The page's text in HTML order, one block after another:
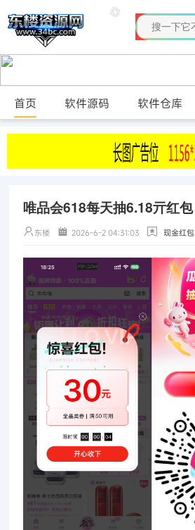
首页 软件源码 软件仓库
唯品会618每天抽6.18亓红包
东楼 2026-6-2 04:31:03 现金红包